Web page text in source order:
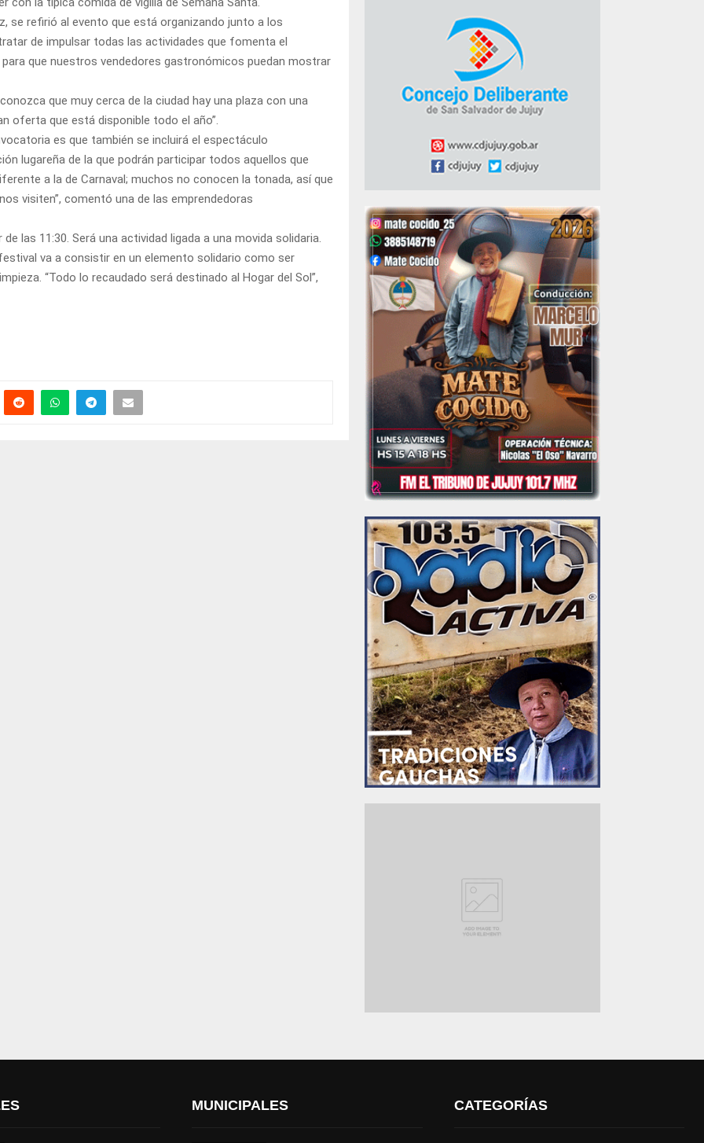
se refirió al evento que está organizando junto a los
de impulsar todas las actividades que fomenta el
que nuestros vendedores gastronómicos puedan mostrar
que muy cerca de la ciudad hay una plaza con una
oferta que está disponible todo el año”.
es que también se incluirá el espectáculo
lugareña de la que podrán participar todos aquellos que
a la de Carnaval; muchos no conocen la tonada, así que
visiten”, comentó una de las emprendedoras
las 11:30. Será una actividad ligada a una movida solidaria.
va a consistir en un elemento solidario como ser
“Todo lo recaudado será destinado al Hogar del Sol”,
MUNICIPALES CATEGORÍAS